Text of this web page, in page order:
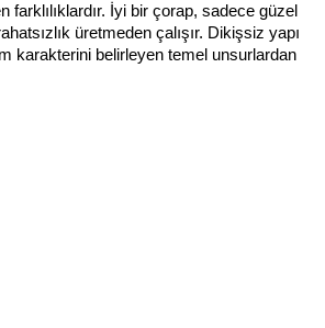
farklılıklardır. İyi bir çorap, sadece güzel
üretmeden çalışır. Dikişsiz yapı
karakterini belirleyen temel unsurlardan